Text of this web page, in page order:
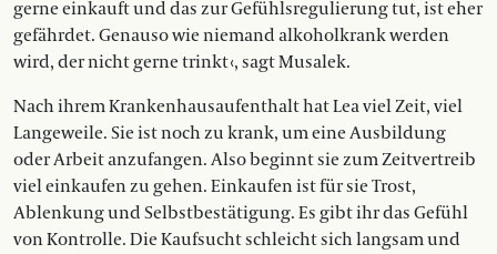
gerne einkauft und das zur Gefühlsregulierung tut, ist eher
gefährdet. Genauso wie niemand alko­holkrank werden
wird, der nicht gerne trinkt ‹, sagt Musalek.
Nach ihrem Krankenhausaufenthalt hat Lea viel Zeit, viel
Langeweile. Sie ist noch zu krank, um eine Ausbildung
oder Arbeit anzufangen. Also be­­ginnt sie zum Zeitvertreib
viel einkaufen zu gehen. Einkaufen ist für sie Trost,
Ablenkung und Selbstbestätigung. Es gibt ihr das Gefühl
von Kontrolle. Die Kaufsucht schleicht sich langsam und